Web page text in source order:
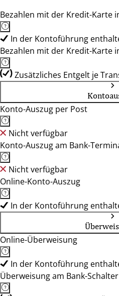
Bezahlen mit der Kredit-Karte
In der Kontoführung
Bezahlen mit der Kredit-Karte
Zusätzliches Entgelt je
Konto-Auszug per Post
Nicht verfügbar
Konto-Auszug am Bank-
Nicht verfügbar
Online-Konto-Auszug
In der Kontoführung
Online-Überweisung
In der Kontoführung
Überweisung am Bank-Schalter